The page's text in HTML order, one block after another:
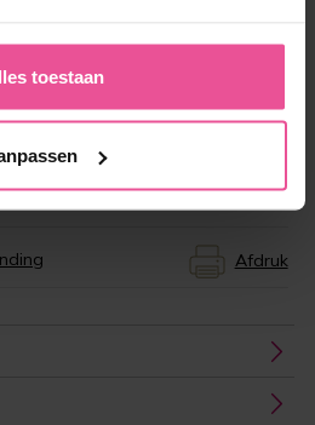
toestaan
is essentieel in het
resultaat, daarom kies
Afdruk